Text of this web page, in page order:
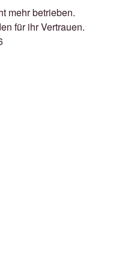
mehr betrieben.
für ihr Vertrauen.